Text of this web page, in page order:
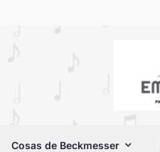
Cosas de Beckmesser